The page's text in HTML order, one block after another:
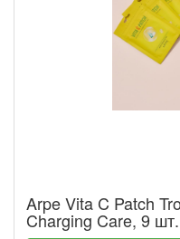
Arpe Vita C Patch
Charging Care, 9